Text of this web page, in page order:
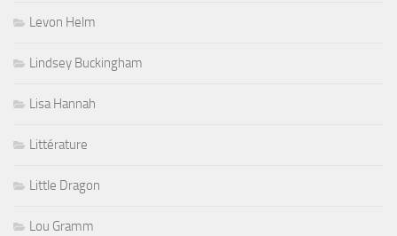
Levon Helm
Lindsey Buckingham
Lisa Hannah
Littérature
Little Dragon
Lou Gramm